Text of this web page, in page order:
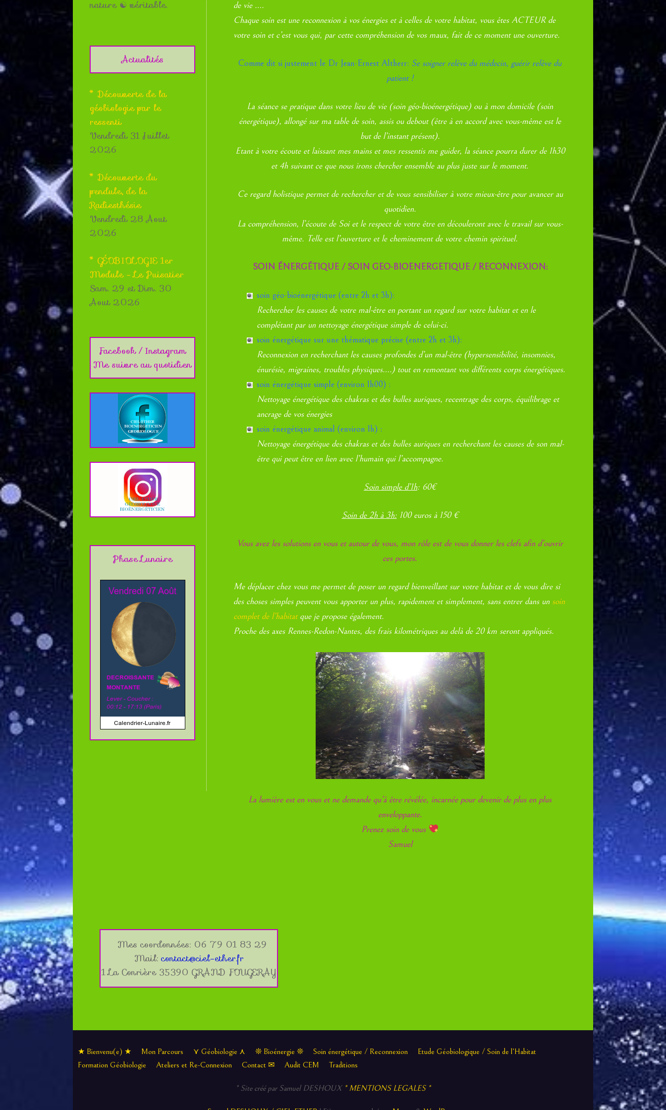
de vie ….
Chaque soin est une reconnexion à vos énergies et à celles de votre habitat, vous êtes ACTEUR de
votre soin et c’est vous qui, par cette compréhension de vos maux, fait de ce moment une ouverture.
Comme dit si justement le Dr Jean-Ernest Altherr: Se soigner relève du médecin, guérir relève du
patient !
La séance se pratique dans votre lieu de vie (soin géo-bioénergétique) ou à mon domicile (soin
énergétique), allongé sur ma table de soin, assis ou debout (être à en accord avec vous-même est le
but de l’instant présent).
Etant à votre écoute et laissant mes mains et mes ressentis me guider, la séance pourra durer de 1h30
et 4h suivant ce que nous irons chercher ensemble au plus juste sur le moment.
Ce regard holistique permet de rechercher et de vous sensibiliser à votre mieux-être pour avancer au
quotidien.
La compréhension, l’écoute de Soi et le respect de votre être en découleront avec le travail sur vous-
même. Telle est l’ouverture et le cheminement de votre chemin spirituel.
SOIN ÉNERGÉTIQUE / SOIN GEO-BIOENERGETIQUE / RECONNEXION:
soin géo-bioénergétique (entre 2h et 3h):
Rechercher les causes de votre mal-être en portant un regard sur votre habitat et en le
complétant par un nettoyage énergétique simple de celui-ci.
soin énergétique sur une thématique précise (entre 2h et 3h):
Reconnexion en recherchant les causes profondes d’un mal-être (hypersensibilité, insomnies,
énurésie, migraines, troubles physiques….) tout en remontant vos différents corps énergétiques.
soin énergétique simple (environ 1h00) :
Nettoyage énergétique des chakras et des bulles auriques, recentrage des corps, équilibrage et
ancrage de vos énergies
soin énergétique animal (environ 1h) :
Nettoyage énergétique des chakras et des bulles auriques en recherchant les causes de son mal-
être qui peut être en lien avec l’humain qui l’accompagne.
Soin simple d’1h: 60€
Soin de 2h à 3h:100 euros à 150 €
Vous avez les solutions en vous et autour de vous, mon rôle est de vous donner les clefs afin d’ouvrir
ces portes.
Me déplacer chez vous me permet de poser un regard bienveillant sur votre habitat et de vous dire si
des choses simples peuvent vous apporter un plus, rapidement et simplement, sans entrer dans un soin
complet de l’habitatque je propose également.
Proche des axes Rennes-Redon-Nantes, des frais kilométriques au delà de 20 km seront appliqués.
La lumière est en vous et ne demande qu’à être révélée, incarnée pour devenir de plus en plus
enveloppante.
Prenez soin de vous
Samuel
nature ☯ véritable.
Actualités
* Découverte de la
géobiologie par le
ressenti
Vendredi 31 Juillet
2026
* Découverte du
pendule, de la
Radiesthésie
Vendredi 28 Aout
2026
* GÉOBIOLOGIE 1er
Module - Le Puisatier
Sam. 29 et Dim. 30
Aout 2026
Facebook / Instagram
Me suivre au quotidien
Phase Lunaire
Mes coordonnées: 06 79 01 83 29
Mail: contact@ciel-ether.fr
1 La Conrière 35390 GRAND FOUGERAY
★ Bienvenu(e) ★ Mon Parcours ⋎ Géobiologie ⋏ ❊ Bioénergie ❊ Soin énergétique / Reconnexion
Etude Géobiologique / Soin de l’Habitat
Formation Géobiologie
Ateliers et Re-Connexion Contact ✉ Audit CEM Traditions
* Site créé par Samuel DESHOUX * MENTIONS LEGALES *